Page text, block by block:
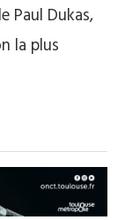
Paul Dukas,
la plus